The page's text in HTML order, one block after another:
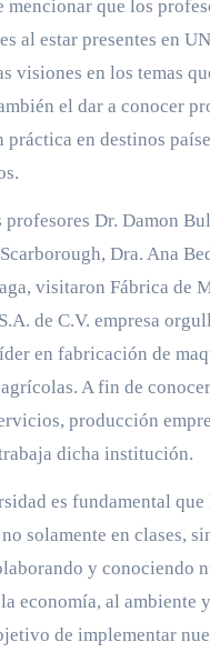
mencionar que los
al estar presentes en
visiones en los temas
el dar a conocer
práctica en destinos
profesores Dr. Damon
Dra. Ana
visitaron Fábrica de
de C.V. empresa
en fabricación de
A fin de
producción
dicha institución.
es fundamental
solamente en clases,
y conociendo
economía, al ambiente
de implementar